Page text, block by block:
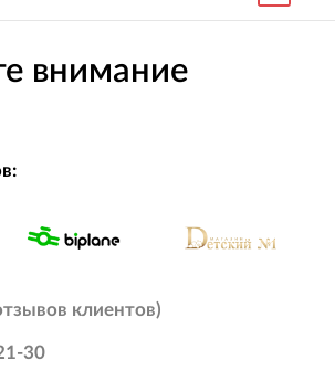
внимание
клиентов)
30